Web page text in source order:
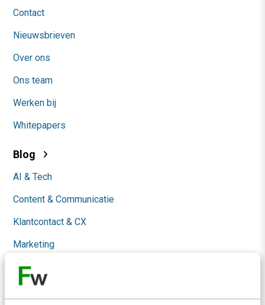
Contact
Nieuwsbrieven
Over ons
Ons team
Werken bij
Whitepapers
Blog
AI & Tech
Content & Communicatie
Klantcontact & CX
Marketing
Social
Themanieuwsbrieven